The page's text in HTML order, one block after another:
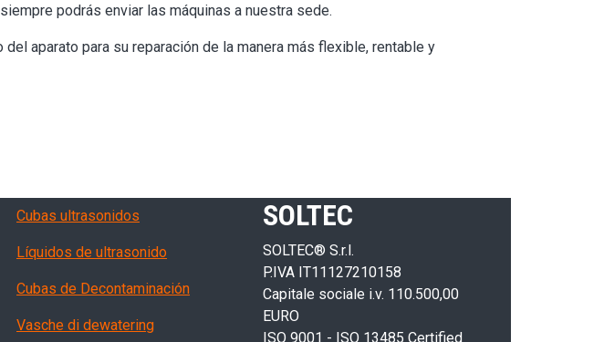
podrás enviar las máquinas a nuestra sede.
aparato para su reparación de la manera más flexible, rentable y
SOLTEC
SOLTEC® S.r.l.
P.IVA IT11127210158
Capitale sociale i.v. 110.500,00
EURO
ISO 9001 - ISO 13485 Certified
Products
Cubas ultrasonidos
Líquidos de ultrasonido
Cubas de Decontaminación
Vasche di dewatering